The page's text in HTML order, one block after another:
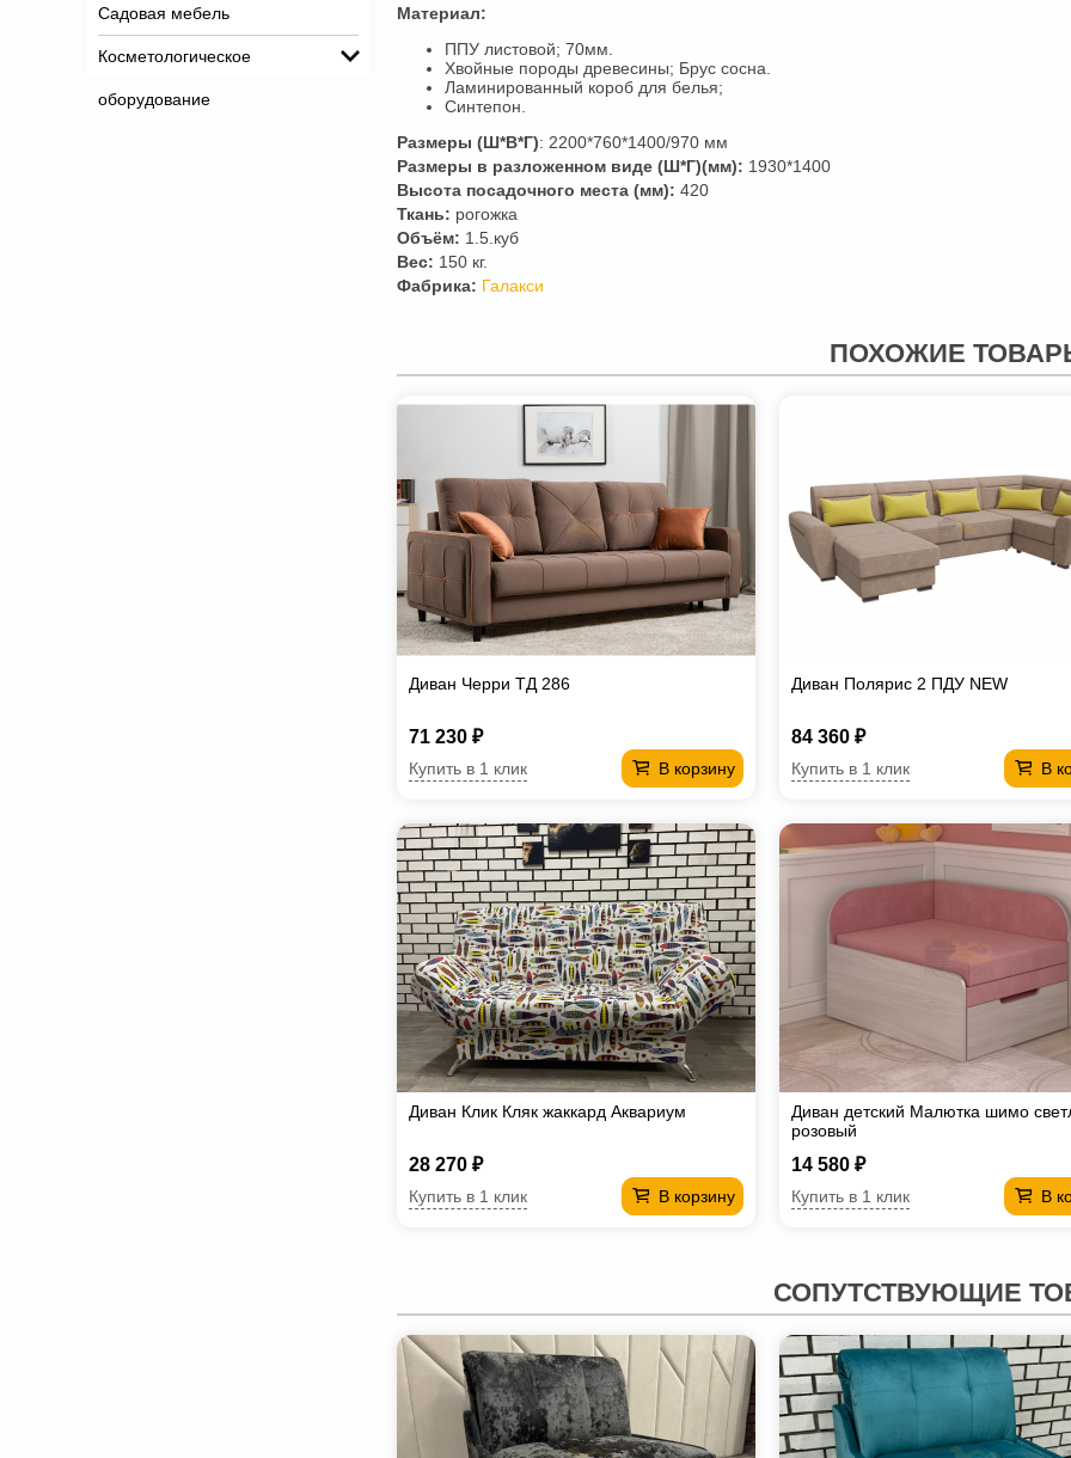
Садовая мебель
Косметологическое
оборудование
Материал:
ППУ листовой; 70мм.
Хвойные породы древесины; Брус сосна.
Ламинированный короб для белья;
Синтепон.
Размеры (Ш*В*Г): 2200*760*1400/970 мм
Размеры в разложенном виде (Ш*Г)(мм): 1930*1400
Высота посадочного места (мм): 420
Ткань: рогожка
Объём: 1.5.куб
Вес: 150 кг.
Фабрика: Галакси
ПОХОЖИЕ
Диван Черри ТД 286
71 230 ₽
В корзину
Купить в 1 клик
Диван Полярис 2 ПДУ NEW
84 360 ₽
В
Купить в 1 клик
Диван Клик Кляк жаккард Аквариум
28 270 ₽
В корзину
Купить в 1 клик
Диван детский Малютка шимо
розовый
14 580 ₽
В
Купить в 1 клик
СОПУТСТВУЮЩИЕ